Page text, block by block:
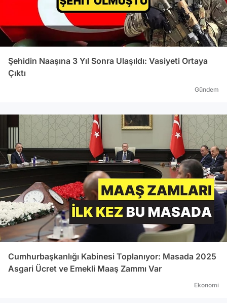
Şehidin Naaşına 3 Yıl Sonra Ulaşıldı: Vasiyeti Ortaya
Çıktı
Gündem
Cumhurbaşkanlığı Kabinesi Toplanıyor: Masada 2025
Asgari Ücret ve Emekli Maaş Zammı Var
Ekonomi